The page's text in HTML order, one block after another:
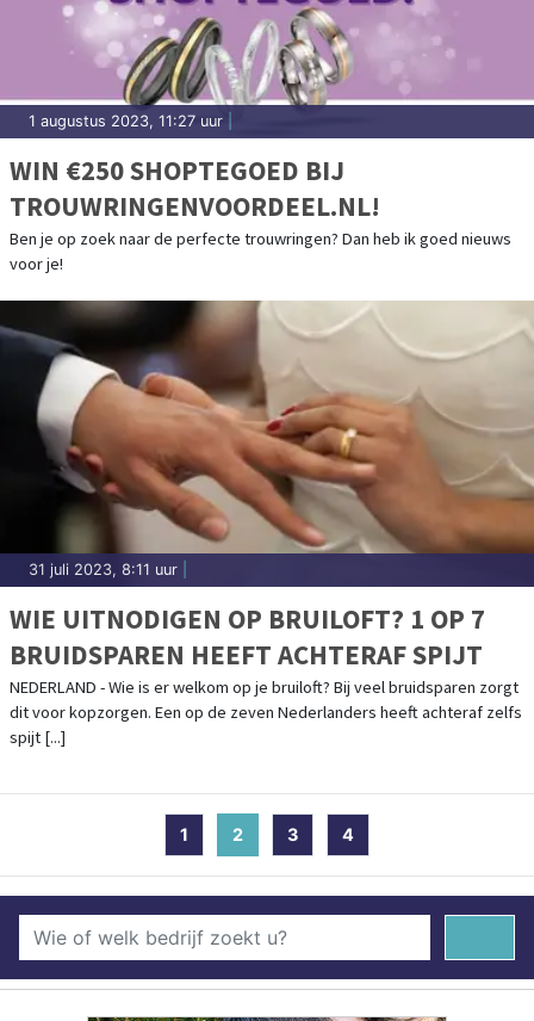
1 augustus 2023, 11:27 uur
WIN €250 SHOPTEGOED BIJ
TROUWRINGENVOORDEEL.NL!
Ben je op zoek naar de perfecte trouwringen? Dan heb ik goed nieuws
voor je!
31 juli 2023, 8:11 uur
WIE UITNODIGEN OP BRUILOFT? 1 OP 7
BRUIDSPAREN HEEFT ACHTERAF SPIJT
NEDERLAND - Wie is er welkom op je bruiloft? Bij veel bruidsparen zorgt
dit voor kopzorgen. Een op de zeven Nederlanders heeft achteraf zelfs
spijt [...]
1 2 (current)
3 4